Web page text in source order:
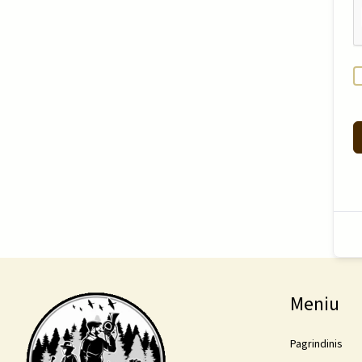
Meniu
Pagrindinis